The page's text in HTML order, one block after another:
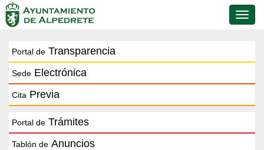
de
Portal de Transparencia
Sede Electrónica
Cita Previa
Portal de Trámites
Tablón de Anuncios